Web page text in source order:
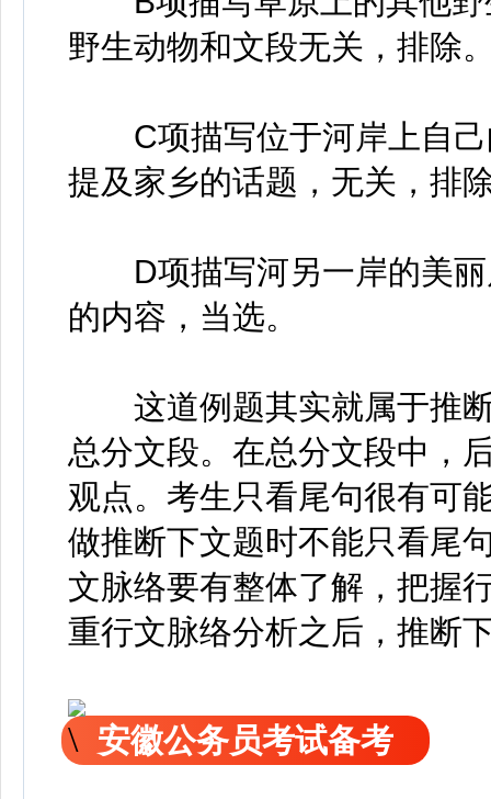
野生动物和文段无关，排除
C项描写位于河岸上自己
提及家乡的话题，无关，排
D项描写河另一岸的美丽
的内容，当选。
这道例题其实就属于推
总分文段。在总分文段中，
观点。考生只看尾句很有可
做推断下文题时不能只看尾
文脉络要有整体了解，把握
重行文脉络分析之后，推断
安徽公务员考试备考